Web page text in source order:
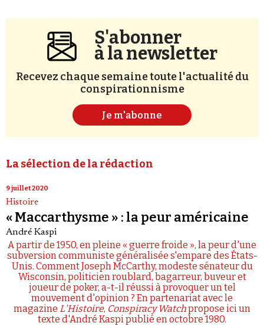
S'abonner
à la newsletter
Recevez chaque semaine toute l'actualité du
conspirationnisme
Je m'abonne
La sélection de la rédaction
9 juillet 2020
Histoire
« Maccarthysme » : la peur américaine
André Kaspi
A partir de 1950, en pleine « guerre froide », la peur d'une
subversion communiste généralisée s'empare des États-
Unis. Comment Joseph McCarthy, modeste sénateur du
Wisconsin, politicien roublard, bagarreur, buveur et
joueur de poker, a-t-il réussi à provoquer un tel
mouvement d'opinion ? En partenariat avec le
magazine L'Histoire, Conspiracy Watchpropose ici un
texte d'André Kaspi publié en octobre 1980.